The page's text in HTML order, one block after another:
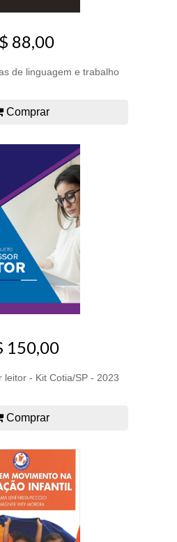
88,00
de linguagem e trabalho
Comprar
150,00
leitor - Kit Cotia/SP - 2023
Comprar